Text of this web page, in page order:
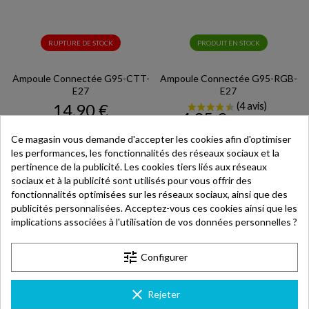
RUPTURE DE STOCK
Ampoule Connectée G95-CTT-
E27
Prix
14,90 €
PRODUIT EN STOCK
Ampoule Connectée G95-RGB-
E27
Prix
4,95 €Prix
de
base
12,90 €
Ce magasin vous demande d'accepter les cookies afin d'optimiser
les performances, les fonctionnalités des réseaux sociaux et la
pertinence de la publicité. Les cookies tiers liés aux réseaux
sociaux et à la publicité sont utilisés pour vous offrir des
fonctionnalités optimisées sur les réseaux sociaux, ainsi que des
publicités personnalisées. Acceptez-vous ces cookies ainsi que les
implications associées à l'utilisation de vos données personnelles ?
tune Configurer
clear Rejeter